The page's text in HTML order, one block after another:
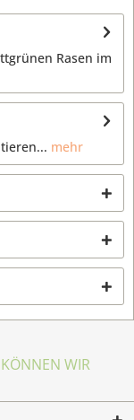
Rasen im
mehr
WIR